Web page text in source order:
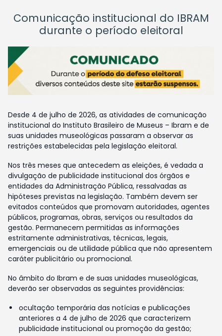
Comunicação institucional do IBRAM
durante o período eleitoral
Desde 4 de julho de 2026, as atividades de comunicação
institucional do Instituto Brasileiro de Museus – Ibram e de
suas unidades museológicas passaram a observar as
restrições estabelecidas pela legislação eleitoral.
Nos três meses que antecedem as eleições, é vedada a
divulgação de publicidade institucional dos órgãos e
entidades da Administração Pública, ressalvadas as
hipóteses previstas na legislação. Também devem ser
evitados conteúdos que promovam autoridades, agentes
públicos, programas, obras, serviços ou resultados da
gestão. Permanecem permitidas as informações
estritamente administrativas, técnicas, legais,
emergenciais ou de utilidade pública que não apresentem
caráter publicitário ou promocional.
No âmbito do Ibram e de suas unidades museológicas,
deverão ser observadas as seguintes providências:
ocultação temporária das notícias e publicações
anteriores a 4 de julho de 2026 que caracterizem
publicidade institucional ou promoção da gestão;